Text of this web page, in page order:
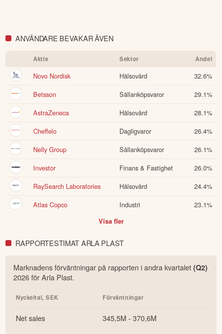
ANVÄNDARE BEVAKAR ÄVEN
Aktie Sektor Andel
Novo Nordisk Hälsovård 32.6%
Betsson
Sällanköpsvaror 29.1%
AstraZeneca
Hälsovård 28.1%
Cheffelo
Dagligvaror 26.4%
Nelly Group
Sällanköpsvaror 26.1%
Investor
Finans & Fastighet 26.0%
RaySearch Laboratories
Hälsovård 24.4%
Atlas Copco
Industri 23.1%
Visa fler
RAPPORTESTIMAT ARLA PLAST
Marknadens förväntningar på rapporten iandra kvartalet(Q2)
2026förArla Plast.
Nyckeltal,SEK Förväntningar
Net sales 345,5M - 370,6M